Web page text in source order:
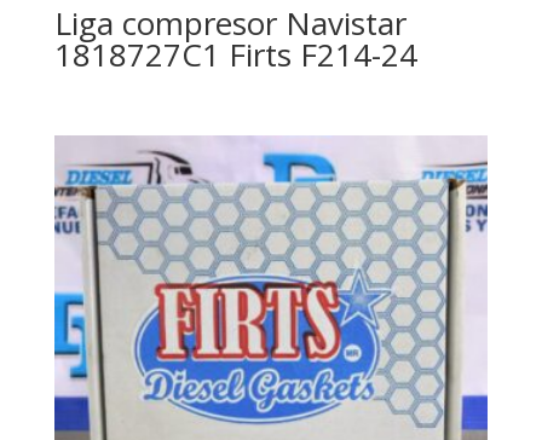
Liga compresor Navistar
1818727C1 Firts F214-24